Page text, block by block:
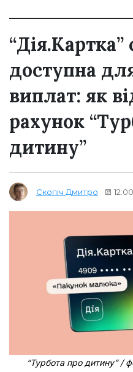
“Дія.Картка”
доступна
виплат: як
рахунок
дитину”
Скопіч Дмитро
“Турбота про дитину” /